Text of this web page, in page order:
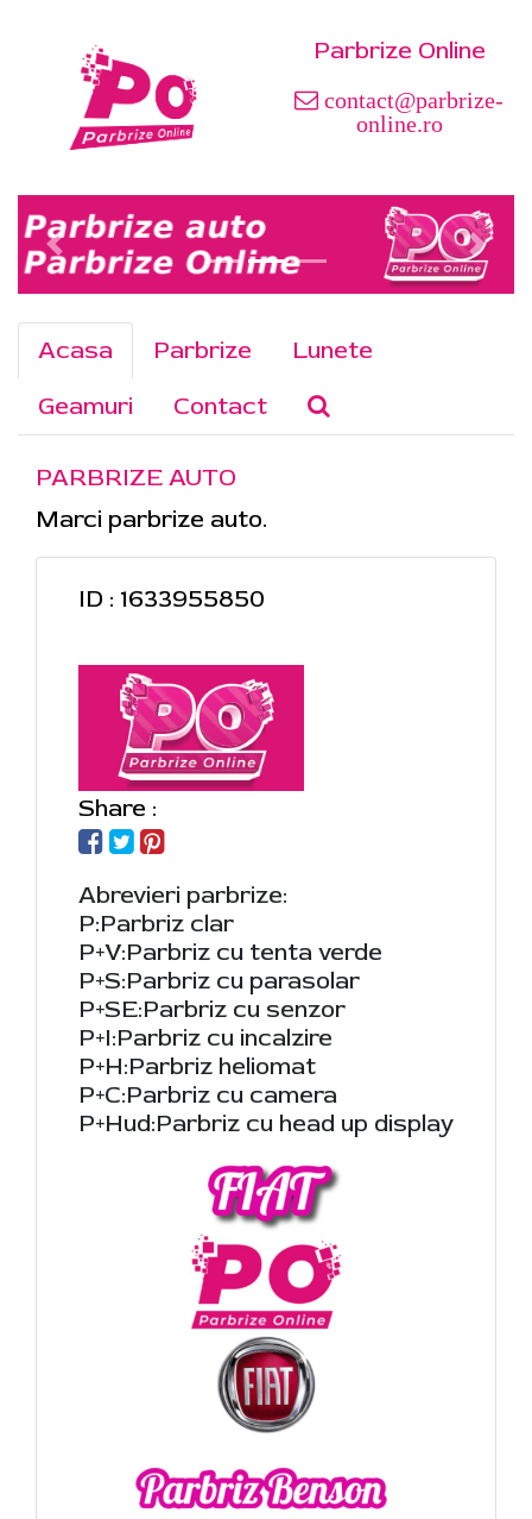
Parbrize Online
contact@parbrize-
online.ro
Acasa Parbrize
Lunete
Geamuri
Contact
PARBRIZE AUTO
Marci parbrize auto.
ID : 1633955850
Share :
Abrevieri parbrize:
P:Parbriz clar
P+V:Parbriz cu tenta verde
P+S:Parbriz cu parasolar
P+SE:Parbriz cu senzor
P+I:Parbriz cu incalzire
P+H:Parbriz heliomat
P+C:Parbriz cu camera
P+Hud:Parbriz cu head up display